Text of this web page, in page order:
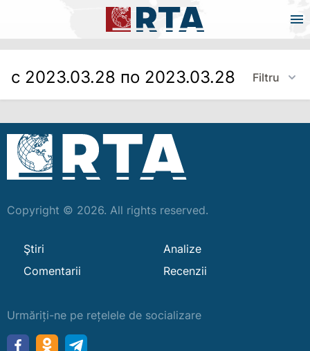
с 2023.03.28 по 2023.03.28 Filtru
Copyright © 2026. All rights reserved.
Ştiri
Analize
Comentarii
Recenzii
Urmăriți-ne pe rețelele de socializare